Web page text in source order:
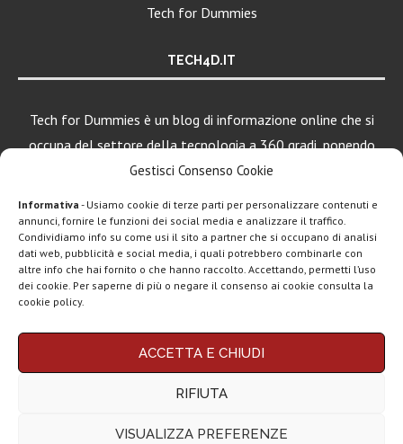
Gestisci Consenso Cookie
Informativa - Usiamo cookie di terze parti per personalizzare contenuti e
annunci, fornire le funzioni dei social media e analizzare il traffico.
Condividiamo info su come usi il sito a partner che si occupano di analisi
dati web, pubblicità e social media, i quali potrebbero combinarle con
altre info che hai fornito o che hanno raccolto. Accettando, permetti l’uso
dei cookie. Per saperne di più o negare il consenso ai cookie consulta la
cookie policy.
ACCETTA E CHIUDI
RIFIUTA
VISUALIZZA PREFERENZE
Tech for Dummies
TECH4D.IT
Tech for Dummies è un blog di informazione online che si
occupa del settore della tecnologia a 360 gradi, ponendo
una particolare attenzione al mondo Android, Apple e
Chi siamo Contatti Disclaimer Privacy policy
Questo blog non rappresenta una testata giornalistica in quanto viene aggiornato
Affiliazione Amazon EU, un programma che eroga ai siti una commissione
LEGGI ANCHE
Apple lancia
Xiaomi lancia